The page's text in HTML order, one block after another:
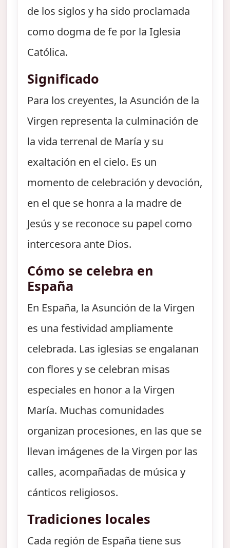
de los siglos y ha sido proclamada
como dogma de fe por la Iglesia
Católica.
Significado
Para los creyentes, la Asunción de la
Virgen representa la culminación de
la vida terrenal de María y su
exaltación en el cielo. Es un
momento de celebración y devoción,
en el que se honra a la madre de
Jesús y se reconoce su papel como
intercesora ante Dios.
Cómo se celebra en
España
En España, la Asunción de la Virgen
es una festividad ampliamente
celebrada. Las iglesias se engalanan
con flores y se celebran misas
especiales en honor a la Virgen
María. Muchas comunidades
organizan procesiones, en las que se
llevan imágenes de la Virgen por las
calles, acompañadas de música y
cánticos religiosos.
Tradiciones locales
Cada región de España tiene sus